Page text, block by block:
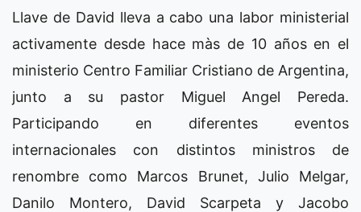
Llave de David lleva a cabo una labor ministerial
activamente desde hace màs de 10 años en el
ministerio Centro Familiar Cristiano de Argentina,
junto a su pastor Miguel Angel Pereda.
Participando en diferentes eventos
internacionales con distintos ministros de
renombre como Marcos Brunet, Julio Melgar,
Danilo Montero, David Scarpeta y Jacobo